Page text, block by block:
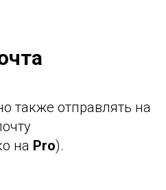
также отправлять на
на Pro).